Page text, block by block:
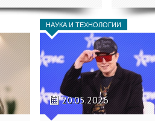
НАУКА И ТЕХНОЛОГИИ
20.05.2026